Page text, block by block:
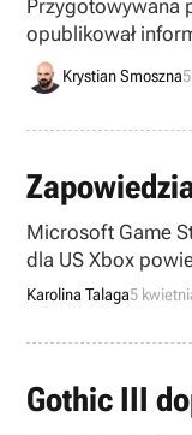
Przygotowywana
opublikował
nagra wszystkie
Krystian Smoszna
Microsoft Game
dla US Xbox
Karolina Talaga5
Gothic III